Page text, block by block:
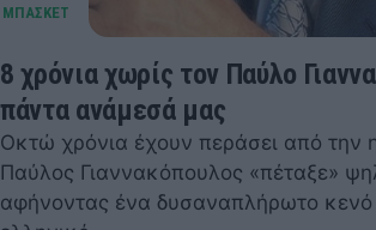
8 χρόνια χωρίς τον Παύλο
πάντα ανάμεσά μας
Οκτώ χρόνια έχουν περάσει από την
Παύλος Γιαννακόπουλος «πέταξε»
αφήνοντας ένα δυσαναπλήρωτο κενό